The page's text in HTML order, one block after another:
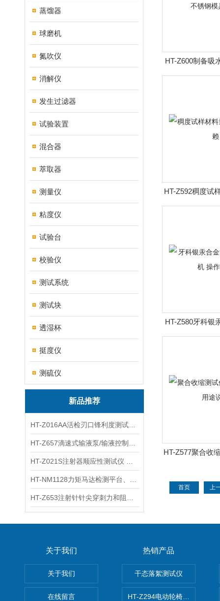
蒸馏器
球磨机
氮吹仪
消解仪
发生过滤器
试验装置
混合器
萃取器
测量仪
粘度仪
试验台
校验仪
测试系统
测试块
透湿杯
挺度仪
测硫仪
新品推荐
HT-Z600制备吸
样的不锈
HT-Z592稠度试
得
HT-Z580牙科银
试验机
HT-Z577聚合收
首页 上
关于我们
关于我们
在线留言
热销产品
干态落絮测试仪
HT-Z294电动轮椅车耗电量测